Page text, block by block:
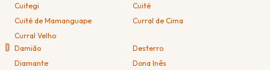
Cuitegi
Cuité
Cuité de Mamanguape
Curral de Cima
Curral Velho
D Damião
Desterro
Diamante
Dona Inês